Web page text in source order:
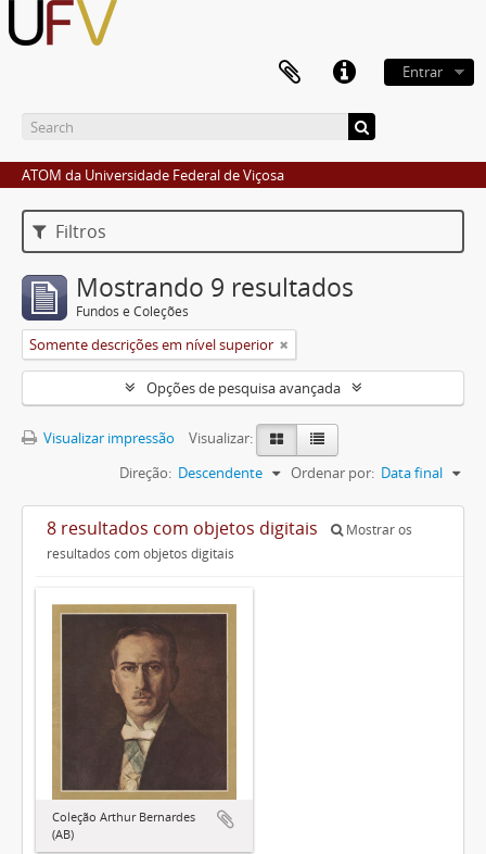
Entrar
ATOM da Universidade Federal de Viçosa
Filtros
Mostrando 9 resultados
Fundos e Coleções
Somente descrições em nível superior
Opções de pesquisa avançada
Visualizar impressão
Visualizar:
Ordenar por: Data final
Direção: Descendente
8 resultados com objetos digitais
Mostrar os
resultados com objetos digitais
Coleção Arthur Bernardes
(AB)